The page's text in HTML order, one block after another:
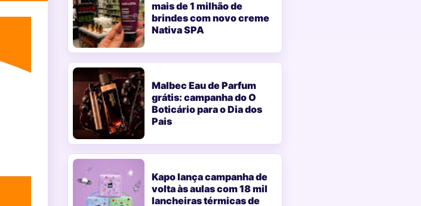
mais de 1 milhão de
brindes com novo creme
Nativa SPA
Malbec Eau de Parfum
grátis: campanha do O
Boticário para o Dia dos
Pais
Kapo lança campanha de
volta às aulas com 18 mil
lancheiras térmicas de